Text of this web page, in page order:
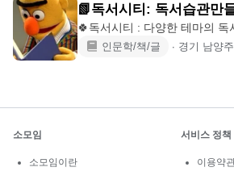
📗독서시티: 독서습관만
🍀독서시티 : 다양한 테마의 독서모임 📚안
독서시티입니다🤓 혹시
인문학/책/글 ∙ 경기 남양
소모임
소모임이란
서비스 정책
이용약